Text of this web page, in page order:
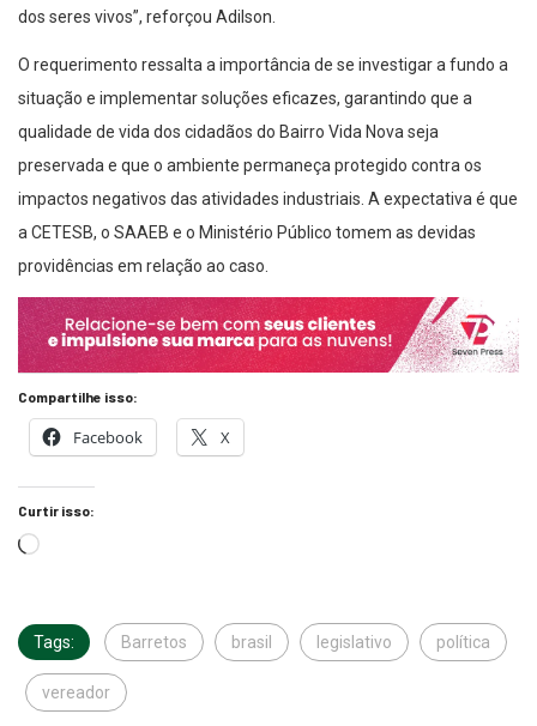
dos seres vivos”, reforçou Adilson.
O requerimento ressalta a importância de se investigar a fundo a
situação e implementar soluções eficazes, garantindo que a
qualidade de vida dos cidadãos do Bairro Vida Nova seja
preservada e que o ambiente permaneça protegido contra os
impactos negativos das atividades industriais. A expectativa é que
a CETESB, o SAAEB e o Ministério Público tomem as devidas
providências em relação ao caso.
Compartilhe isso:
Facebook X
Curtir isso:
Tags: Barretos brasil legislativo política
vereador